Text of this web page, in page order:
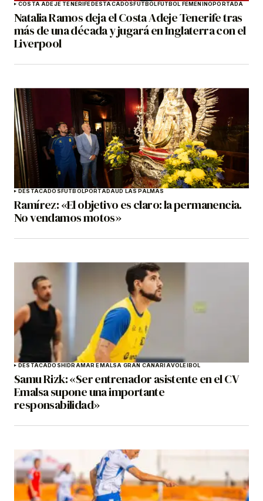
COSTA ADEJE TENERIFEDESTACADOSFÚTBOLFÚTBOL FEMENINOPORTADA
Natalia Ramos deja el Costa Adeje Tenerife tras
más de una década y jugará en Inglaterra con el
Liverpool
DESTACADOSFÚTBOLPORTADAUD LAS PALMAS
Ramírez: «El objetivo es claro: la permanencia.
No vendamos motos»
DESTACADOSHIDRAMAR EMALSA GRAN CANARIAVOLEIBOL
Samu Rizk: «Ser entrenador asistente en el CV
Emalsa supone una importante
responsabilidad»